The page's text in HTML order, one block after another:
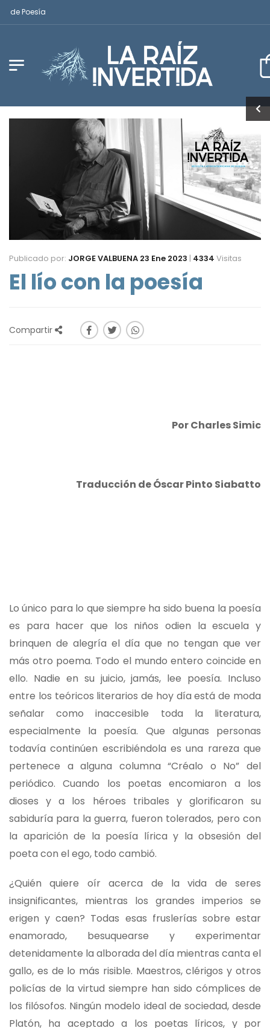
Poesía
Publicado por: JORGE VALBUENA 23 Ene 2023 | 4334 Visitas
El lío con la poesía
Compartir
Por Charles Simic
Traducción de Óscar Pinto Siabatto
Lo único para lo que siempre ha sido buena la poesía
es para hacer que los niños odien la escuela y
brinquen de alegría el día que no tengan que ver
más otro poema. Todo el mundo entero coincide en
ello. Nadie en su juicio, jamás, lee poesía. Incluso
entre los teóricos literarios de hoy día está de moda
señalar como inaccesible toda la literatura,
especialmente la poesía. Que algunas personas
todavía continúen escribiéndola es una rareza que
pertenece a alguna columna “Créalo o No” del
periódico. Cuando los poetas encomiaron a los
dioses y a los héroes tribales y glorificaron su
sabiduría para la guerra, fueron tolerados, pero con
la aparición de la poesía lírica y la obsesión del
poeta con el ego, todo cambió.
¿Quién quiere oír acerca de la vida de seres
insignificantes, mientras los grandes imperios se
erigen y caen? Todas esas fruslerías sobre estar
enamorado, besuquearse y experimentar
detenidamente la alborada del día mientras canta el
gallo, es de lo más risible. Maestros, clérigos y otros
policías de la virtud siempre han sido cómplices de
los filósofos. Ningún modelo ideal de sociedad, desde
Platón, ha aceptado a los poetas líricos, y por